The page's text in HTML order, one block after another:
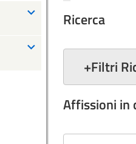
Ricerca
+Filtri
Affissioni in